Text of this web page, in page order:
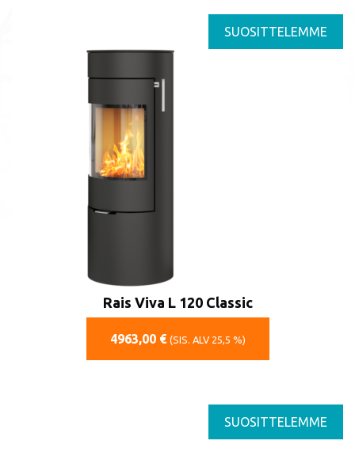
SUOSITTELEMME
Rais Viva L 120 Classic
4963,00 € (SIS. ALV 25,5 %)
SUOSITTELEMME